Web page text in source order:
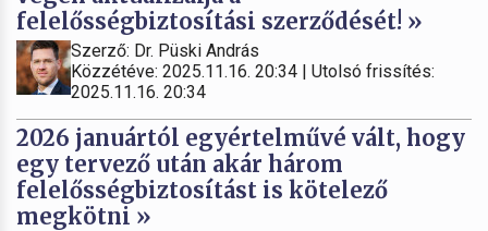
felelősségbiztosítási szerződését! »
Szerző: Dr. Püski András
Közzétéve: 2025.11.16. 20:34 | Utolsó frissítés:
2025.11.16. 20:34
2026 januártól egyértelművé vált, hogy
egy tervező után akár három
felelősségbiztosítást is kötelező
megkötni »